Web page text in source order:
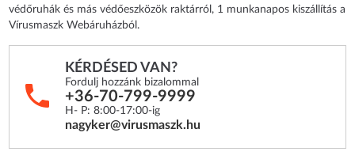
védőruhák és más védőeszközök raktárról, 1 munkanapos kiszállítás a
Vírusmaszk Webáruházból.
KÉRDÉSED VAN?
Fordulj hozzánk bizalommal
+36-70-799-9999
H- P: 8:00-17:00-ig
nagyker@virusmaszk.hu